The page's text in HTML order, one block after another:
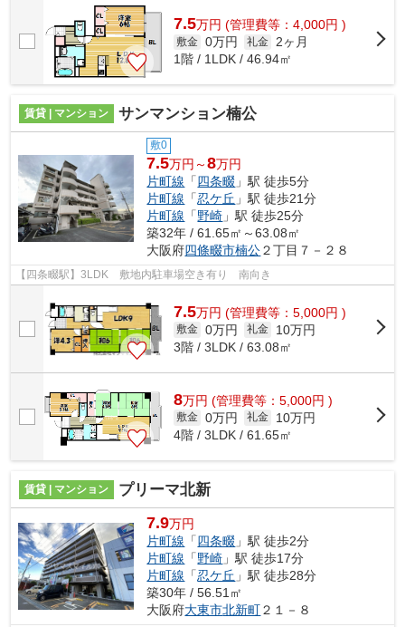
7.5万円 (管理費等：4,000円 )
敷金 0万円 礼金
2ヶ月
1階 / 1LDK / 46.94㎡
賃貸 | マンション サンマンション楠公
敷0
7.5万円～8万円
片町線 「四条畷 」駅 徒歩5分
片町線 「忍ケ丘 」駅 徒歩21分
片町線 「野崎 」駅 徒歩25分
築32年 / 61.65㎡～63.08㎡
大阪府四條畷市楠公２丁目７－２８
【四条畷駅】3LDK 敷地内駐車場空き有り 南向き
7.5万円 (管理費等：5,000円 )
敷金 0万円 礼金
10万円
3階 / 3LDK / 63.08㎡
8万円 (管理費等：5,000円 )
敷金 0万円 礼金
10万円
4階 / 3LDK / 61.65㎡
賃貸 | マンション プリーマ北新
7.9万円
片町線 「四条畷 」駅 徒歩2分
片町線 「野崎 」駅 徒歩17分
片町線 「忍ケ丘 」駅 徒歩28分
築30年 / 56.51㎡
大阪府大東市北新町２１－８